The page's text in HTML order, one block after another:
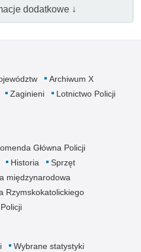
dodatkowe ↓
Archiwum X
Zaginieni
Lotnictwo Policji
Główna Policji
Historia
Sprzęt
międzynarodowa
Rzymskokatolickiego
Wybrane statystyki